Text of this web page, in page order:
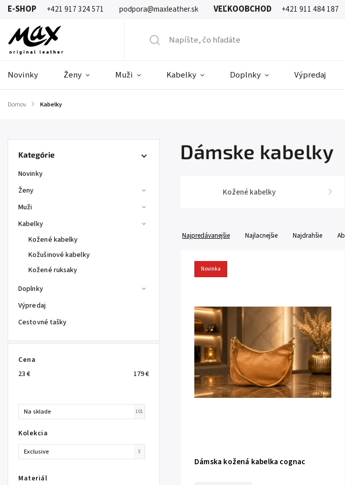
E-SHOP +421 917 324 571 podpora@maxleather.sk VEĽKOOBCHOD +421 911 484 187
Novinky Ženy Muži Kabelky Doplnky Výpredaj
Domov / Kabelky
Kategórie
Novinky
Ženy
Muži
Kabelky
Kožené kabelky
Kožušinové kabelky
Kožené ruksaky
Doplnky
Výpredaj
Cestovné tašky
Cena
23€ 179€
Na sklade 101
Kolekcia
Exclusive 3
Materiál
Dámske kabelky
Kožené kabelky
Najpredávanejšie Najlacnejšie Najdrahšie
Novinka
Dámska kožená kabelka cognac